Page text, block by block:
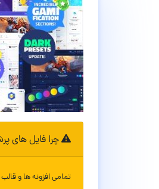
چرا فایل های
تمامی افزونه ها و